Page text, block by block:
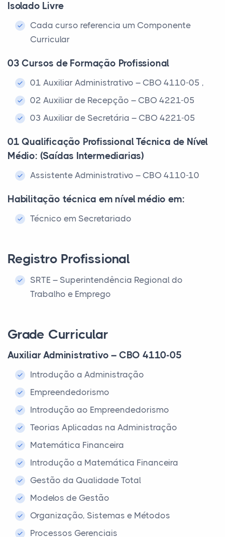
Isolado Livre
Cada curso referencia um Componente
Curricular
03 Cursos de Formação Profissional
01 Auxiliar Administrativo – CBO 4110-05 ,
02 Auxiliar de Recepção – CBO 4221-05
03 Auxiliar de Secretária – CBO 4221-05
01 Qualificação Profissional Técnica de Nível
Médio: (Saídas Intermediarias)
Assistente Administrativo – CBO 4110-10
Habilitação técnica em nível médio em:
Técnico em Secretariado
Registro Profissional
SRTE – Superintendência Regional do
Trabalho e Emprego
Grade Curricular
Auxiliar Administrativo – CBO 4110-05
Introdução a Administração
Empreendedorismo
Introdução ao Empreendedorismo
Teorias Aplicadas na Administração
Matemática Financeira
Introdução a Matemática Financeira
Gestão da Qualidade Total
Modelos de Gestão
Organização, Sistemas e Métodos
Processos Gerenciais